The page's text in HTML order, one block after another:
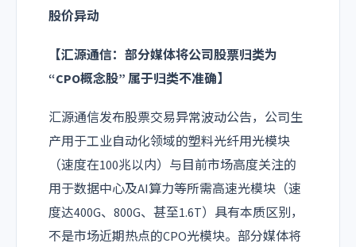
股价异动
【汇源通信：部分媒体将公司股票归类为
“CPO概念股” 属于归类不准确】
汇源通信发布股票交易异常波动公告，公司生
产用于工业自动化领域的塑料光纤用光模块
（速度在100兆以内）与目前市场高度关注的
用于数据中心及AI算力等所需高速光模块（速
度达400G、800G、甚至1.6T）具有本质区别，
不是市场近期热点的CPO光模块。部分媒体将